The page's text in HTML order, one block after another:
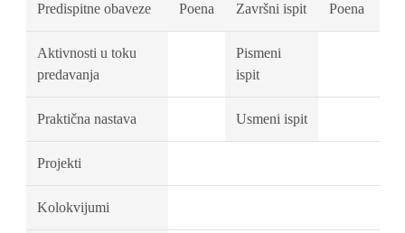
Predispitne obaveze Poena Završni ispit Poena
Aktivnosti u toku
predavanja
Pismeni
ispit
Praktična nastava Usmeni ispit
Projekti
Kolokvijumi